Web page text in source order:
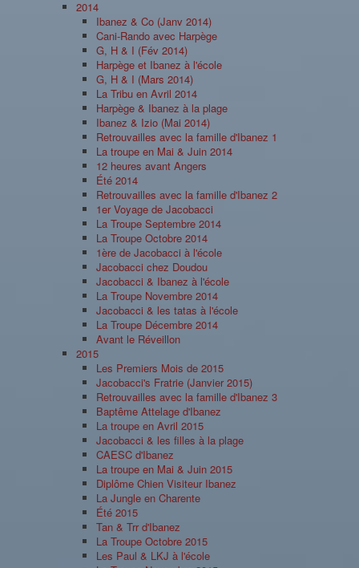
2014
Ibanez & Co (Janv 2014)
Cani-Rando avec Harpège
G, H & I (Fév 2014)
Harpège et Ibanez à l'école
G, H & I (Mars 2014)
La Tribu en Avril 2014
Harpège & Ibanez à la plage
Ibanez & Izio (Mai 2014)
Retrouvailles avec la famille d'Ibanez 1
La troupe en Mai & Juin 2014
12 heures avant Angers
Été 2014
Retrouvailles avec la famille d'Ibanez 2
1er Voyage de Jacobacci
La Troupe Septembre 2014
La Troupe Octobre 2014
1ère de Jacobacci à l'école
Jacobacci chez Doudou
Jacobacci & Ibanez à l'école
La Troupe Novembre 2014
Jacobacci & les tatas à l'école
La Troupe Décembre 2014
Avant le Réveillon
2015
Les Premiers Mois de 2015
Jacobacci's Fratrie (Janvier 2015)
Retrouvailles avec la famille d'Ibanez 3
Baptême Attelage d'Ibanez
La troupe en Avril 2015
Jacobacci & les filles à la plage
CAESC d'Ibanez
La troupe en Mai & Juin 2015
Diplôme Chien Visiteur Ibanez
La Jungle en Charente
Été 2015
Tan & Trr d'Ibanez
La Troupe Octobre 2015
Les Paul & LKJ à l'école